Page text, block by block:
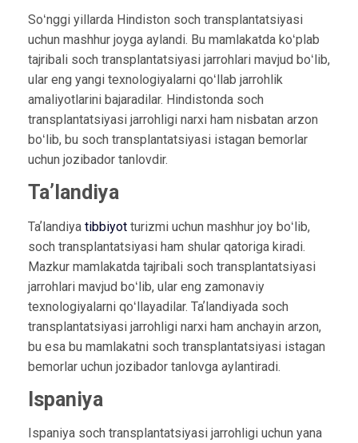
Soʻnggi yillarda Hindiston soch transplantatsiyasi
uchun mashhur joyga aylandi. Bu mamlakatda koʻplab
tajribali soch transplantatsiyasi jarrohlari mavjud boʻlib,
ular eng yangi texnologiyalarni qoʻllab jarrohlik
amaliyotlarini bajaradilar. Hindistonda soch
transplantatsiyasi jarrohligi narxi ham nisbatan arzon
boʻlib, bu soch transplantatsiyasi istagan bemorlar
uchun jozibador tanlovdir.
Taʼlandiya
Taʼlandiya tibbiyotturizmi uchun mashhur joy boʻlib,
soch transplantatsiyasi ham shular qatoriga kiradi.
Mazkur mamlakatda tajribali soch transplantatsiyasi
jarrohlari mavjud boʻlib, ular eng zamonaviy
texnologiyalarni qoʻllayadilar. Taʼlandiyada soch
transplantatsiyasi jarrohligi narxi ham anchayin arzon,
bu esa bu mamlakatni soch transplantatsiyasi istagan
bemorlar uchun jozibador tanlovga aylantiradi.
Ispaniya
Ispaniya soch transplantatsiyasi jarrohligi uchun yana